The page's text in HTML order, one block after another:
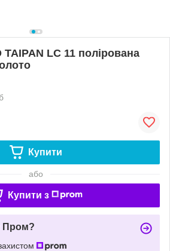
TAIPAN LC 11 полірована
Купити
або
Купити з
Пром?